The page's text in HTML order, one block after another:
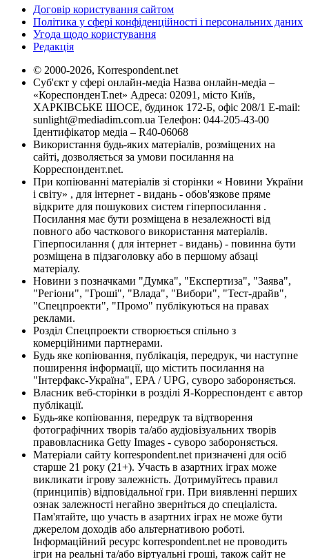
Договір користування сайтом
Політика у сфері конфіденційності і персональних даних
Угода щодо користування
Редакція
© 2000-2026, Korrespondent.net
Суб'єкт у сфері онлайн-медіа Назва онлайн-медіа –
«КореспонденТ.net» Адреса: 02091, місто Київ,
ХАРКІВСЬКЕ ШОСЕ, будинок 172-Б, офіс 208/1 E-mail:
sunlight@mediadim.com.ua Телефон: 044-205-43-00
Ідентифікатор медіа – R40-06068
Використання будь-яких матеріалів, розміщених на
сайті, дозволяється за умови посилання на
Корреспондент.net.
При копіюванні матеріалів зі сторінки « Новини України
і світу» , для інтернет - видань - обов'язкове пряме
відкрите для пошукових систем гіперпосилання .
Посилання має бути розміщена в незалежності від
повного або часткового використання матеріалів.
Гіперпосилання ( для інтернет - видань) - повинна бути
розміщена в підзаголовку або в першому абзаці
матеріалу.
Новини з позначками "Думка", "Експертиза", "Заява",
"Регіони", "Гроші", "Влада", "Вибори", "Тест-драйв",
"Спецпроекти", "Промо" публікуються на правах
реклами.
Розділ Спецпроекти створюється спільно з
комерційними партнерами.
Будь яке копіювання, публікація, передрук, чи наступне
поширення інформації, що містить посилання на
"Інтерфакс-Україна", EPA / UPG, суворо забороняється.
Власник веб-сторінки в розділі Я-Корреспондент є автор
публікації.
Будь-яке копіювання, передрук та відтворення
фотографічних творів та/або аудіовізуальних творів
правовласника Getty Images - суворо забороняється.
Матеріали сайту korrespondent.net призначені для осіб
старше 21 року (21+). Участь в азартних іграх може
викликати ігрову залежність. Дотримуйтесь правил
(принципів) відповідальної гри. При виявленні перших
ознак залежності негайно зверніться до спеціаліста.
Пам'ятайте, що участь в азартних іграх не може бути
джерелом доходів або альтернативою роботі.
Інформаційний ресурс korrespondent.net не проводить
ігри на реальні та/або віртуальні гроші, також сайт не